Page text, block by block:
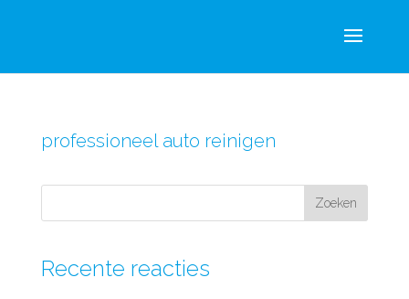
professioneel auto reinigen
Recente reacties